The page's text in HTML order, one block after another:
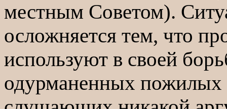
местным Советом).
осложняется тем, что
используют в своей
одурманенных пожилых